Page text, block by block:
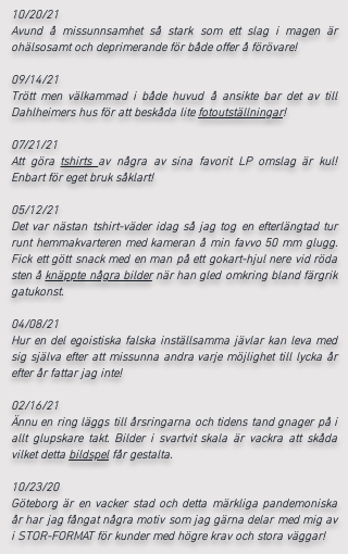
10/20/21
Avund å missunnsamhet så stark som ett slag i magen är
ohälsosamt och deprimerande för både offer å förövare!
09/14/21
Trött men välkammad i både huvud å ansikte bar det av till
Dahlheimers hus för att beskåda litefotoutställningar!
07/21/21
Att göra tshirts av några av sina favorit LP omslag är kul!
Enbart för eget bruk såklart!
05/12/21
Det var nästan tshirt-väder idag så jag tog en efterlängtad tur
runt hemmakvarteren med kameran å min favvo 50 mm glugg.
Fick ett gött snack med en man på ett gokart-hjul nere vid röda
sten å knäppte några bildernär han gled omkring bland färgrik
gatukonst.
04/08/21
Hur en del egoistiska falska inställsamma jävlar kan leva med
sig själva efter att missunna andra varje möjlighet till lycka år
efter år fattar jag inte!
02/16/21
Ännu en ring läggs till årsringarna och tidens tand gnager på i
allt glupskare takt. Bilder i svartvit skala är vackra att skåda
vilket detta bildspelfår gestalta.
10/23/20
Göteborg är en vacker stad och detta märkliga pandemoniska
år har jag fångat några motiv som jag gärna delar med mig av
iSTOR-FORMATför kunder med högre krav och stora väggar!